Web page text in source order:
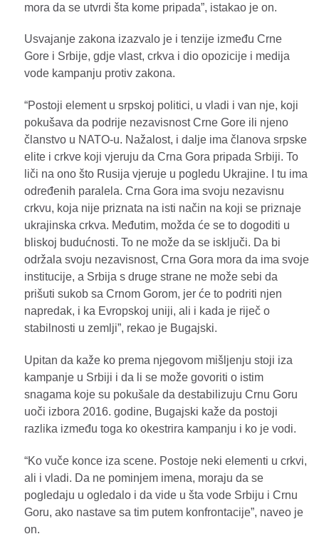
mora da se utvrdi šta kome pripada”, istakao je on.
Usvajanje zakona izazvalo je i tenzije između Crne
Gore i Srbije, gdje vlast, crkva i dio opozicije i medija
vode kampanju protiv zakona.
“Postoji element u srpskoj politici, u vladi i van nje, koji
pokušava da podrije nezavisnost Crne Gore ili njeno
članstvo u NATO-u. Nažalost, i dalje ima članova srpske
elite i crkve koji vjeruju da Crna Gora pripada Srbiji. To
liči na ono što Rusija vjeruje u pogledu Ukrajine. I tu ima
određenih paralela. Crna Gora ima svoju nezavisnu
crkvu, koja nije priznata na isti način na koji se priznaje
ukrajinska crkva. Međutim, možda će se to dogoditi u
bliskoj budućnosti. To ne može da se isključi. Da bi
održala svoju nezavisnost, Crna Gora mora da ima svoje
institucije, a Srbija s druge strane ne može sebi da
prišuti sukob sa Crnom Gorom, jer će to podriti njen
napredak, i ka Evropskoj uniji, ali i kada je riječ o
stabilnosti u zemlji”, rekao je Bugajski.
Upitan da kaže ko prema njegovom mišljenju stoji iza
kampanje u Srbiji i da li se može govoriti o istim
snagama koje su pokušale da destabilizuju Crnu Goru
uoči izbora 2016. godine, Bugajski kaže da postoji
razlika između toga ko okestrira kampanju i ko je vodi.
“Ko vuče konce iza scene. Postoje neki elementi u crkvi,
ali i vladi. Da ne pominjem imena, moraju da se
pogledaju u ogledalo i da vide u šta vode Srbiju i Crnu
Goru, ako nastave sa tim putem konfrontacije”, naveo je
on.